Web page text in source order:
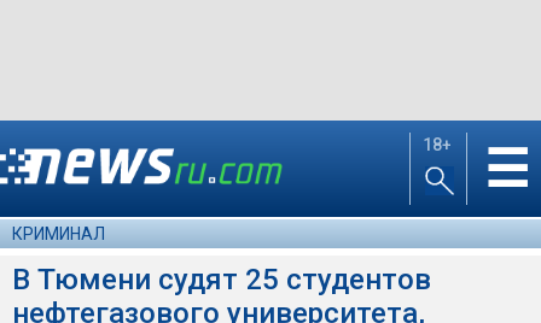
18+ ☰
КРИМИНАЛ
В Тюмени судят 25 студентов
нефтегазового университета,